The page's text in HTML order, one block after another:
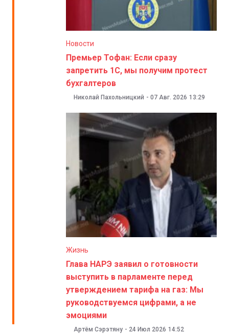
Новости
Премьер Тофан: Если сразу
запретить 1С, мы получим протест
бухгалтеров
Николай Пахольницкий - 07 Авг. 2026 13:29
Жизнь
Глава НАРЭ заявил о готовности
выступить в парламенте перед
утверждением тарифа на газ: Мы
руководствуемся цифрами, а не
эмоциями
Артём Сэрэтяну - 24 Июл 2026 14:52